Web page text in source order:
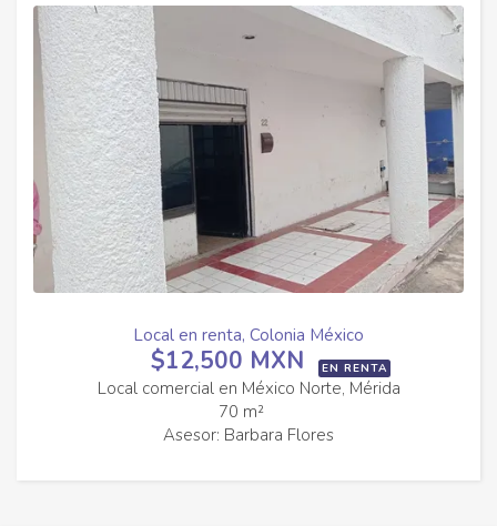
Local en renta, Colonia México
$12,500 MXN EN RENTA
Local comercial en México Norte, Mérida
70 m²
Asesor: Barbara Flores